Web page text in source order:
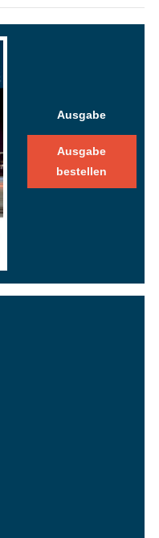
Ausgabe
Ausgabe
bestellen